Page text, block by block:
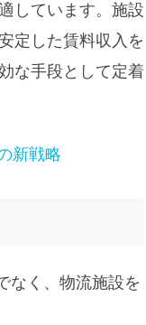
しています。施設
定した賃料収入を
な手段として定着
新戦略
なく、物流施設を